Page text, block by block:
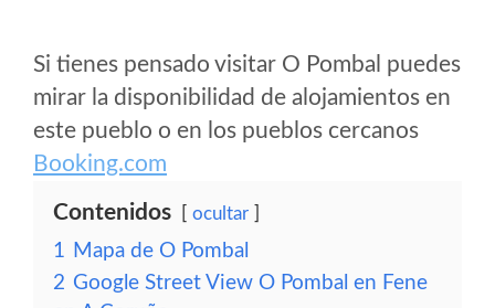
Si tienes pensado visitar O Pombal puedes
mirar la disponibilidad de alojamientos en
este pueblo o en los pueblos cercanos
Booking.com
Contenidos ocultar
1 Mapa de O Pombal
2 Google Street View O Pombal en Fene